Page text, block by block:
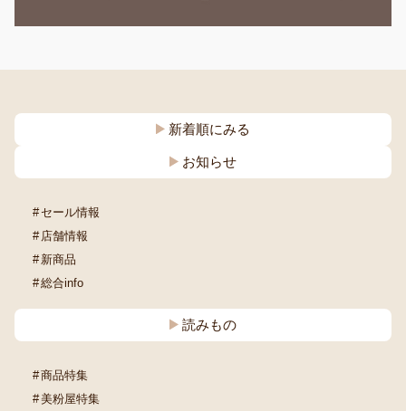
新着順にみる
お知らせ
セール情報
店舗情報
新商品
総合info
読みもの
商品特集
美粉屋特集